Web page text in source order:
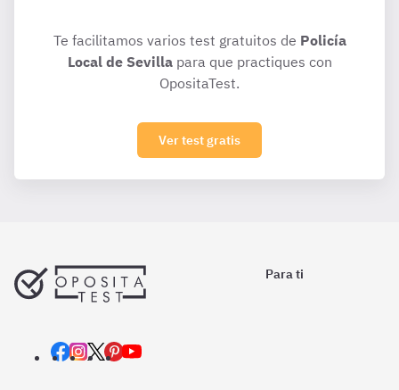
Te facilitamos varios test gratuitos de Policía
Local de Sevillapara que practiques con
OpositaTest.
Ver test gratis
Para ti